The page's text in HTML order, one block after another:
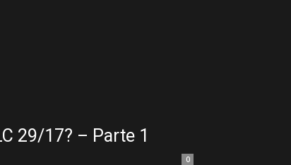
29/17? – Parte 1
0